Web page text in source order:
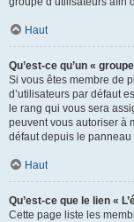
Haut
Qu’est-ce qu’un «
Si vous êtes membre de
d’utilisateurs par défaut
le rang qui vous sera
peuvent vous autoriser à
défaut depuis le panneau
Haut
Qu’est-ce que le lien «
Cette page liste les